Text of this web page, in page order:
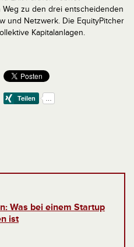
zu den drei entscheidenden
und Netzwerk. Die EquityPitcher
Kapitalanlagen.
Was bei einem Startup
ist